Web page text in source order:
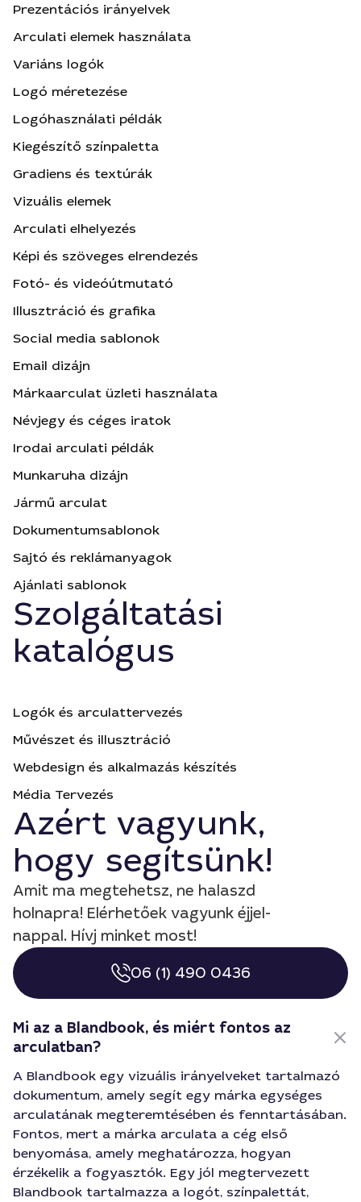
Prezentációs irányelvek
Arculati elemek használata
Variáns logók
Logó méretezése
Logóhasználati példák
Kiegészítő színpaletta
Gradiens és textúrák
Vizuális elemek
Arculati elhelyezés
Képi és szöveges elrendezés
Fotó- és videóútmutató
Illusztráció és grafika
Social media sablonok
Email dizájn
Márkaarculat üzleti használata
Névjegy és céges iratok
Irodai arculati példák
Munkaruha dizájn
Jármű arculat
Dokumentumsablonok
Sajtó és reklámanyagok
Ajánlati sablonok
Szolgáltatási
katalógus
Logók és arculattervezés
Művészet és illusztráció
Webdesign és alkalmazás készítés
Média Tervezés
Azért vagyunk,
hogy segítsünk!
Amit ma megtehetsz, ne halaszd
holnapra! Elérhetőek vagyunk éjjel-
nappal. Hívj minket most!
06 (1) 490 0436
Mi az a Blandbook, és miért fontos az
arculatban?
A Blandbook egy vizuális irányelveket tartalmazó
dokumentum, amely segít egy márka egységes
arculatának megteremtésében és fenntartásában.
Fontos, mert a márka arculata a cég első
benyomása, amely meghatározza, hogyan
érzékelik a fogyasztók. Egy jól megtervezett
Blandbook tartalmazza a logót, színpalettát,